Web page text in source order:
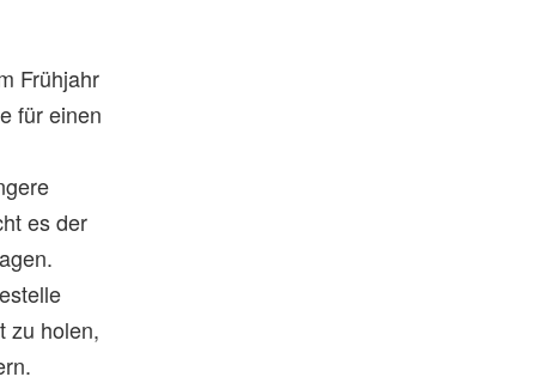
Frühjahr
für einen
es der
zu holen,